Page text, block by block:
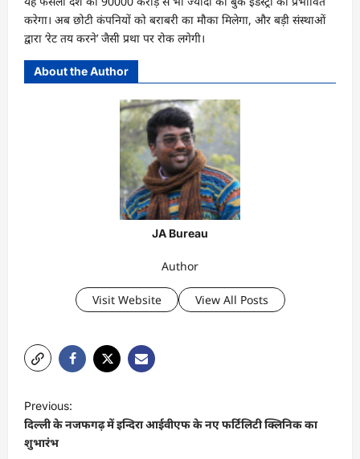
करेगा। अब छोटी कंपनियों को बराबरी का मौका मिलेगा, और बड़ी संस्थाओं
द्वारा ‘रेट तय करने’ जैसी प्रथा पर रोक लगेगी।
About the Author
JA Bureau
Author
Visit Website View All Posts
o
s
Previous:
दिल्ली के नजफगढ़ में इन्दिरा आईवीएफ के नए फर्टिलिटी क्लिनिक का
शुभारंभ